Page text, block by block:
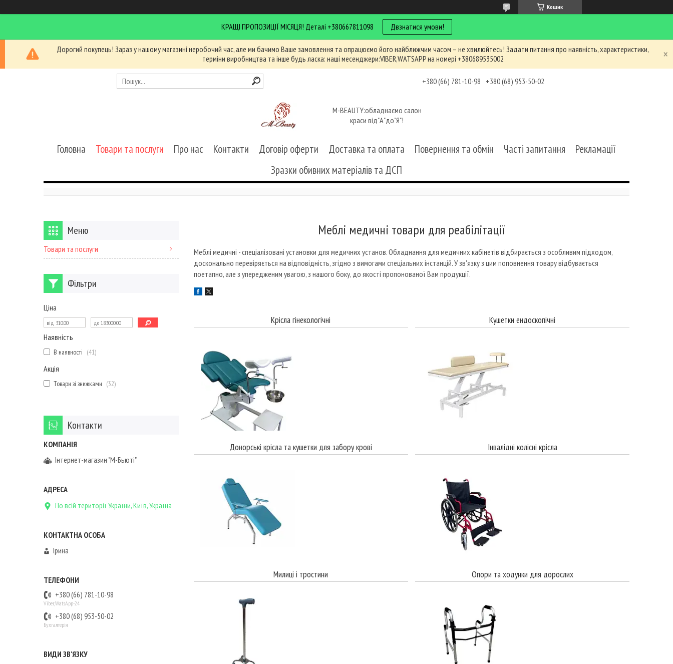
Кошик
КРАЩІ ПРОПОЗИЦІЇ МІСЯЦЯ! Деталі +380667811098 Двзнатися умови!
Дорогий покупець! Зараз у нашому магазині неробочий час, але ми бачимо Ваше замовлення та опрацюємо його найближчим часом – не хвилюйтесь! Задати питання про наявність, характеристики,
терміни виробництва та інше будь ласка: наші месенджери:VIBER,WATSAPP на номері +380689535002
+380 (66) 781-10-98 +380 (68) 953-50-02
M-BEAUTY:обладнаємо салон
краси від"А"до"Я"!
Головна Товари та послуги Про нас Контакти Договір оферти Доставка та оплата Повернення та обмін Часті запитання
Рекламації
Зразки обивних матеріалів та ДСП
Меблі медичні товари для реабілітації
Меблі медичні - спеціалізовані установки для медичних установ. Обладнання для медичних кабінетів відбирається з особливим підходом,
досконально перевіряється на відповідність, згідно з вимогами спеціальних інстанцій. У зв'язку з цим поповнення товару відбувається
поетапно, але з упередженим увагою, з нашого боку, до якості пропонованої Вам продукції.
Крісла гінекологічні Кушетки ендоскопічні
Донорські крісла та кушетки для забору крові Інвалідні колісні крісла
Милиці і тростини Опори та ходунки для дорослих
Товари та послуги
Фільтри
Ціна
Наявність
В наявності 41
Акція
Товари зі знижками 32
Контакти
Інтернет-магазин "М-Бьюті"
По всій території України, Київ, Україна
Ірина
+380 (66) 781-10-98
Viber,WatsApp-24
+380 (68) 953-50-02
Бухгалтерія